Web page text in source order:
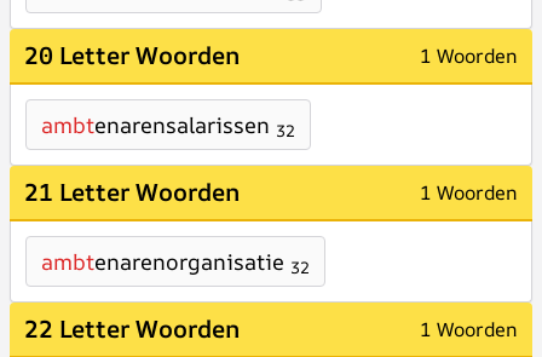
20 Letter Woorden 1 Woorden
ambtenarensalarissen 32
21 Letter Woorden 1 Woorden
ambtenarenorganisatie 32
22 Letter Woorden 1 Woorden